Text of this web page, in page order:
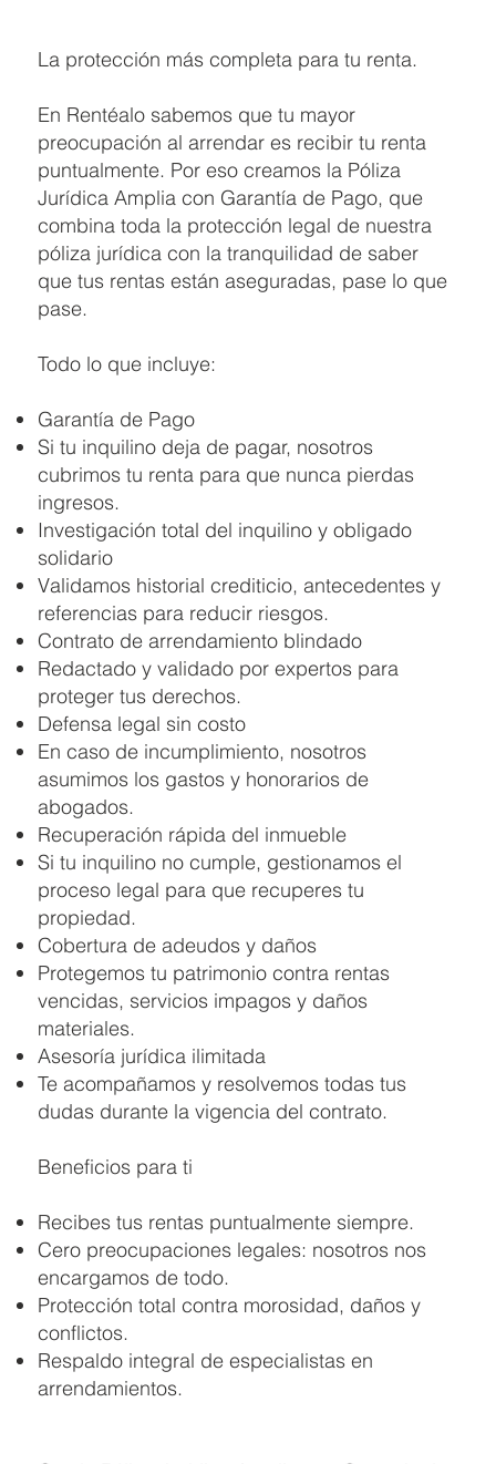
La protección más completa para tu renta.
En Rentéalo sabemos que tu mayor
preocupación al arrendar es recibir tu renta
puntualmente. Por eso creamos la Póliza
Jurídica Amplia con Garantía de Pago, que
combina toda la protección legal de nuestra
póliza jurídica con la tranquilidad de saber
que tus rentas están aseguradas, pase lo que
pase.
Todo lo que incluye:
Garantía de Pago
Si tu inquilino deja de pagar, nosotros
cubrimos tu renta para que nunca pierdas
ingresos.
Investigación total del inquilino y obligado
solidario
Validamos historial crediticio, antecedentes y
referencias para reducir riesgos.
Contrato de arrendamiento blindado
Redactado y validado por expertos para
proteger tus derechos.
Defensa legal sin costo
En caso de incumplimiento, nosotros
asumimos los gastos y honorarios de
abogados.
Recuperación rápida del inmueble
Si tu inquilino no cumple, gestionamos el
proceso legal para que recuperes tu
propiedad.
Cobertura de adeudos y daños
Protegemos tu patrimonio contra rentas
vencidas, servicios impagos y daños
materiales.
Asesoría jurídica ilimitada
Te acompañamos y resolvemos todas tus
dudas durante la vigencia del contrato.
Beneficios para ti
Recibes tus rentas puntualmente siempre.
Cero preocupaciones legales: nosotros nos
encargamos de todo.
Protección total contra morosidad, daños y
conflictos.
Respaldo integral de especialistas en
arrendamientos.